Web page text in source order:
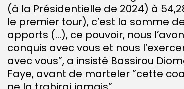
(à la Présidentielle de 2024) à
le premier tour), c’est la somme
apports (…), ce pouvoir, nous
conquis avec vous et nous
avec vous”, a insisté Bassirou
Faye, avant de marteler ”cette